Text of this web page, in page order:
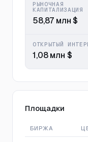
РЫНОЧНАЯ
КАПИТАЛИЗАЦИЯ
58,87 млн $
ОТКРЫТЫЙ
1,08 млн $
Площадки
БИРЖА